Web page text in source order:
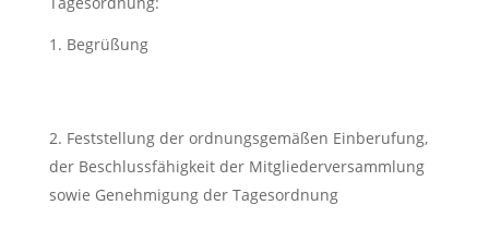
Begrüßung
Feststellung der ordnungsgemäßen Einberufung,
der Beschlussfähigkeit der Mitgliederversammlung
sowie Genehmigung der Tagesordnung